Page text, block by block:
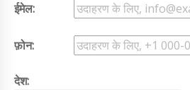
ईमेल:
फ़ोन:
देश: